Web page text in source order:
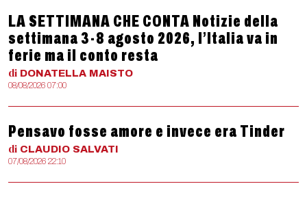
LA SETTIMANA CHE CONTA Notizie della
settimana 3-8 agosto 2026, l’Italia va in
ferie ma il conto resta
di DONATELLA MAISTO
08/08/2026 07:00
Pensavo fosse amore e invece era Tinder
di CLAUDIO SALVATI
07/08/2026 22:10